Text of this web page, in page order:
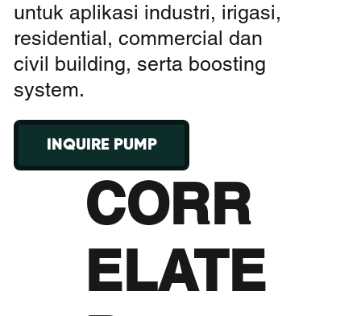
untuk aplikasi industri, irigasi,
residential, commercial dan
civil building, serta boosting
system.
INQUIRE PUMP
CORR
ELATE